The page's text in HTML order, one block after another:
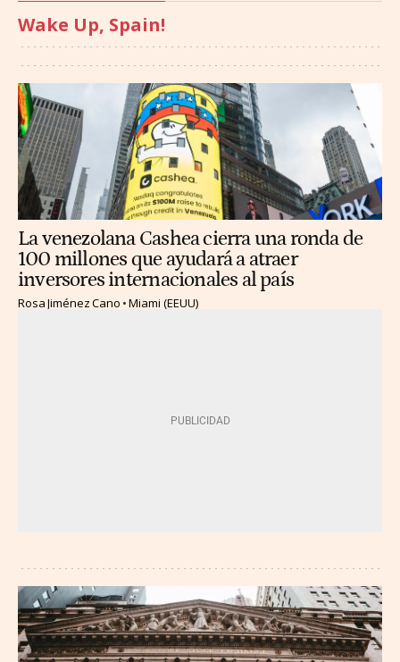
Wake Up, Spain!
La venezolana Cashea cierra una ronda de
100 millones que ayudará a atraer
inversores internacionales al país
Rosa Jiménez Cano Miami (EEUU)